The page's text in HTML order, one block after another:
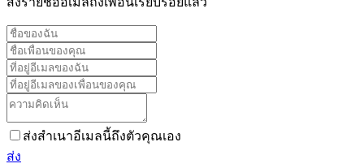
ส่งสำเนาอีเมลนี้ถึงตัวคุณเอง
ส่ง